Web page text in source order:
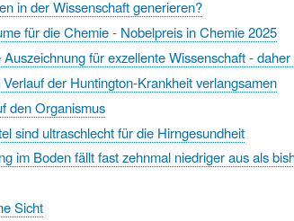
in der Wissenschaft generieren?
für die Chemie - Nobelpreis in Chemie 2025
für exzellente Wissenschaft -
der Huntington-Krankheit verlangsamen
den Organismus
sind ultraschlecht für die Hirngesundheit
im Boden fällt fast zehnmal niedriger aus als
Sicht